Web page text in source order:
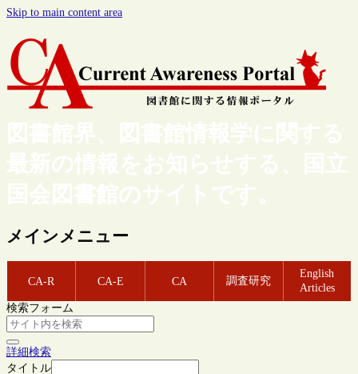
Skip to main content area
図書館界、図書館情報学に関する
最新の情報をお知らせする、国立
国会図書館のサイトです。
メインメニュー
CA-R CA-E CA 調査研究
English
Articles
検索フォーム
詳細検索
タイトル